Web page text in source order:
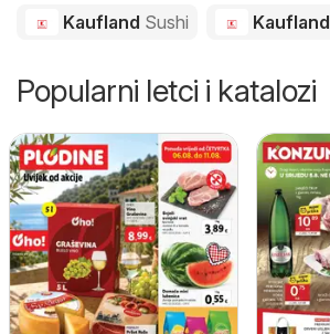
Kaufland Sushi Kaufland
Popularni letci i katalozi